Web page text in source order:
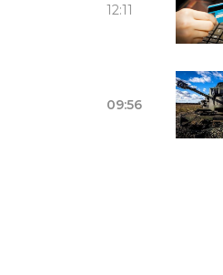
12:11
09:56